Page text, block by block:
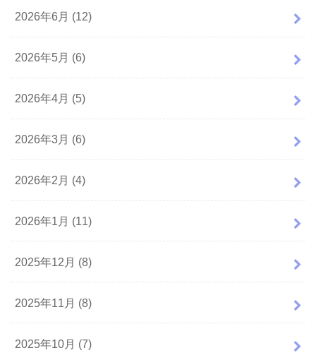
2026年6月 (12)
2026年5月 (6)
2026年4月 (5)
2026年3月 (6)
2026年2月 (4)
2026年1月 (11)
2025年12月 (8)
2025年11月 (8)
2025年10月 (7)